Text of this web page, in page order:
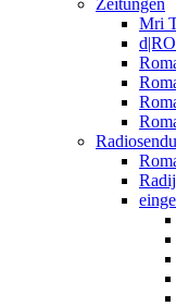
Zeitungen
Mri